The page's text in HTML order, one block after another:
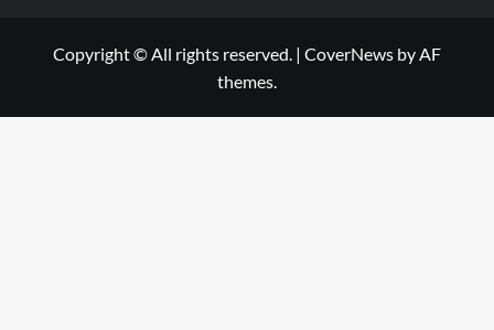
Copyright © All rights reserved. | CoverNews by AF
themes.